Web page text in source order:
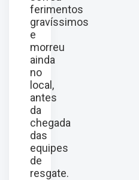
ferimentos
gravíssimos
e
morreu
ainda
no
local,
antes
da
chegada
das
equipes
de
resgate.